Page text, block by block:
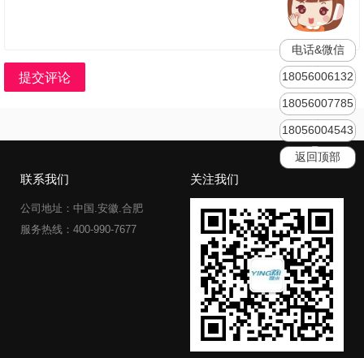
提交评论
联系我们
公司地址：中国.安徽.合肥
服务热线：400-990-7677
关注我们
电话&微信
18056006132
18056007785
18056004543
返回顶部